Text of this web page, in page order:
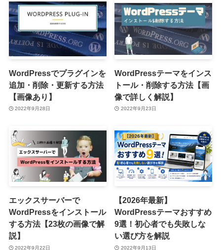
WordPressでプラグインを
追加・削除・更新する方法
【画像あり】
2022年9月28日
WordPressテーマをインス
トール・削除する方法【画
像で詳しく解説】
2022年9月23日
エックスサーバーで
WordPressをインストール
する方法【23枚の画像で解
説】
2022年9月22日
【2026年最新】
WordPressテーマおすすめ
9選！初心者でも失敗しな
い選び方を解説
2022年9月13日